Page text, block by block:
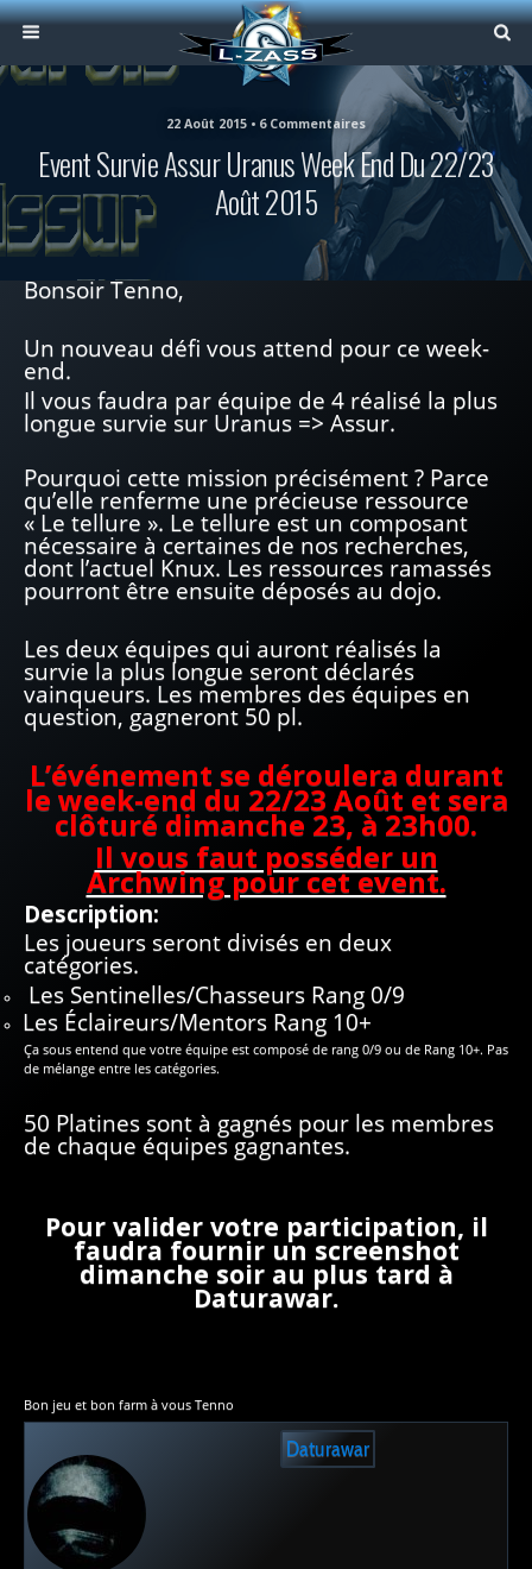
22 Août 2015 • 6 Commentaires
Event Survie Assur Uranus Week End Du 22/23
Août 2015
Bonsoir Tenno,
Un nouveau défi vous attend pour ce week-
end.
Il vous faudra par équipe de 4 réalisé la plus
longue survie sur Uranus => Assur.
Pourquoi cette mission précisément ? Parce
qu’elle renferme une précieuse ressource
« Le tellure ». Le tellure est un composant
nécessaire à certaines de nos recherches,
dont l’actuel Knux. Les ressources ramassés
pourront être ensuite déposés au dojo.
Les deux équipes qui auront réalisés la
survie la plus longue seront déclarés
vainqueurs. Les membres des équipes en
question, gagneront 50 pl.
L’événement se déroulera durant
le week-end du 22/23 Août et sera
clôturé dimanche 23, à 23h00.
Il vous faut posséder un
Archwing pour cet event.
Description:
Les joueurs seront divisés en deux
catégories.
Les Sentinelles/Chasseurs Rang 0/9
Les Éclaireurs/Mentors Rang 10+
Ça sous entend que votre équipe est composé de rang 0/9 ou de Rang 10+. Pas
de mélange entre les catégories.
50 Platines sont à gagnés pour les membres
de chaque équipes gagnantes.
Pour valider votre participation, il
faudra fournir un screenshot
dimanche soir au plus tard à
Daturawar.
Bon jeu et bon farm à vous Tenno
Daturawar